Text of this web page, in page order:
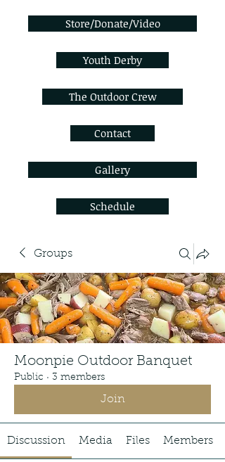
Store/Donate/Video
Youth Derby
The Outdoor Crew
Contact
Gallery
Schedule
Groups
Moonpie Outdoor Banquet
Public · 3 members
Join
Discussion Media Files Members